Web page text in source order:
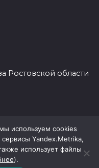
Ростовской области
используем cookies
Yandex.Metrika,
использует файлы
).